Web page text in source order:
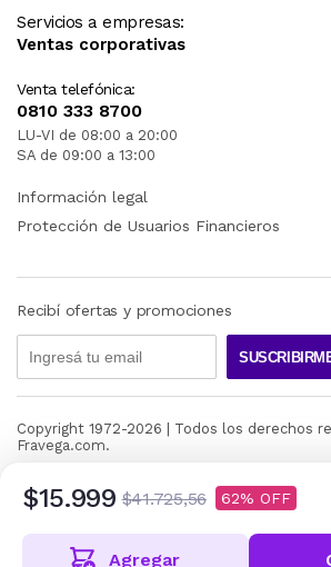
$15.999 $41.725,56 62
Agregar
Servicios a empresas:
Ventas corporativas
Venta telefónica:
0810 333 8700
LU-VI de 08:00 a 20:00
SA de 09:00 a 13:00
Información legal
Protección de Usuarios Financieros
Recibí ofertas y promociones
Copyright 1972-2026 | Todos los derechos
Fravega.com.